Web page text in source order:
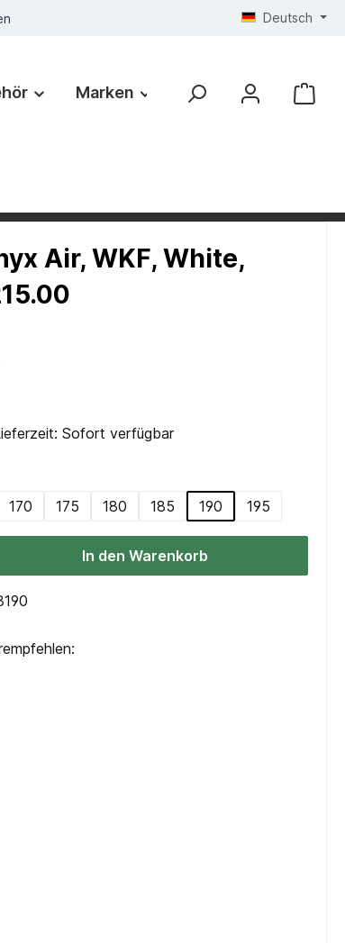
Deutsch
Marken
Air, WKF, White,
Sofort verfügbar
170 175 180 185 190 195
In den Warenkorb